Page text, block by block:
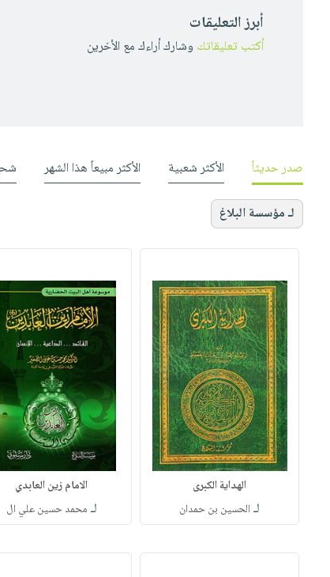
أبرز التعليقات
أكتب تعليقاتك وشارك أراءك مع الأخرين
صدر حديثاً الأكثر شعبية الأكثر مبيعاً هذا الشهر
لـ مؤسسة البلاغ
الهداية الكبرى
لـ الحسين بن حمدان
الامام زين العابدي
لـ محمد حسين علي ال